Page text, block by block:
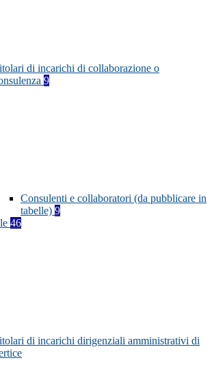
di incarichi di collaborazione o
9
Consulenti e collaboratori (da pubblicare in
tabelle) 9
46
di incarichi dirigenziali amministrativi di